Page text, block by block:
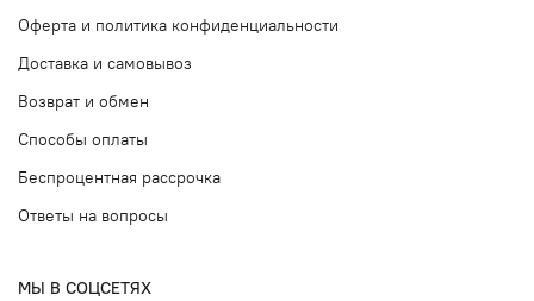
Оферта и политика конфиденциальности
Доставка и самовывоз
Возврат и обмен
Способы оплаты
Беспроцентная рассрочка
Ответы на вопросы
МЫ В СОЦСЕТЯХ